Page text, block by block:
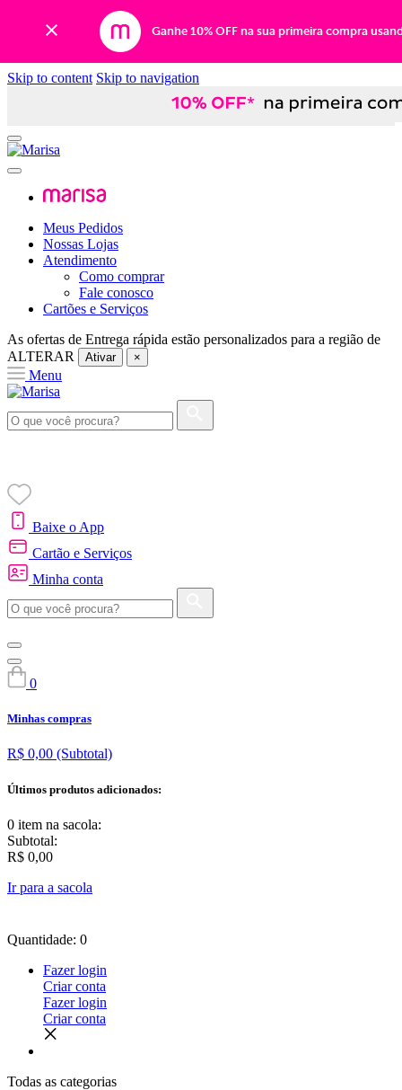
Ganhe 10% OFF na sua primeira compra
Skip to content Skip to navigation
Meus Pedidos
Nossas Lojas
Atendimento
Como comprar
Fale conosco
Cartões e Serviços
As ofertas de Entrega rápida estão personalizados para a região de
ALTERAR
Ativar ×
Menu
Baixe o App
Cartão e Serviços
Minha conta
0
Minhas compras
R$ 0,00 (Subtotal)
Últimos produtos adicionados:
0 item na sacola:
Subtotal:
R$ 0,00
Ir para a sacola
Quantidade: 0
Fazer login
Criar conta
Fazer login
Criar conta
Todas as categorias